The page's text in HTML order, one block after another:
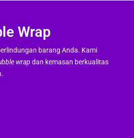
Wrap
barang Anda. Kami
wrap dan kemasan berkualitas